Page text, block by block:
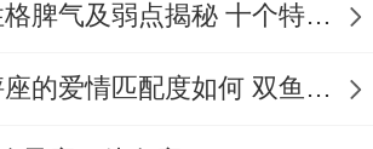
乎意料选了你当「一日女
他手机里存着你三年前团建时
处女座女生性格脾气及弱点揭秘 十个特点惊人！
双鱼座和天秤座的爱情匹配度如何 双鱼天秤缘分会怎样